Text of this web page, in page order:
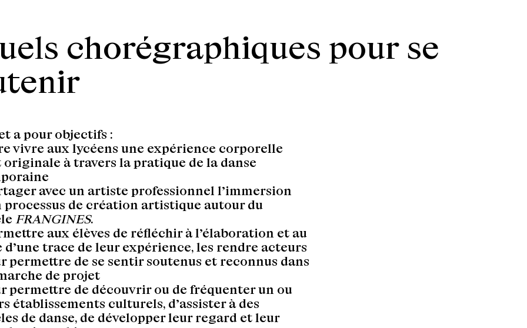
chorégraphiques pour se
a pour objectifs :
vivre aux lycéens une expérience corporelle
originale à travers la pratique de la danse
avec un artiste professionnel l’immersion
processus de création artistique autour du
FRANGINES.
aux élèves de réfléchir à l’élaboration et au
d’une trace de leur expérience, les rendre acteurs
permettre de se sentir soutenus et reconnus dans
de projet
permettre de découvrir ou de fréquenter un ou
établissements culturels, d’assister à des
de danse, de développer leur regard et leur